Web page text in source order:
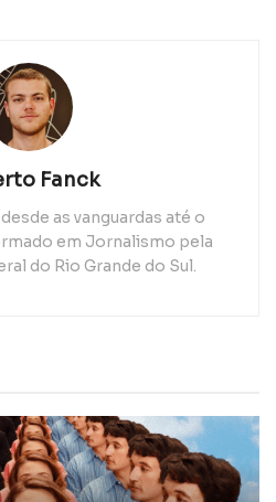
Fanck
as vanguardas até o
em Jornalismo pela
do Rio Grande do Sul.